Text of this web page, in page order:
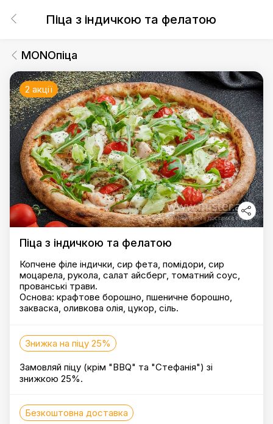
Піца з індичкою та фелатою
MONOпіца
2 акції
Піца з індичкою та фелатою
Копчене філе індички, сир фета, помідори, сир
моцарела, рукола, салат айсберг, томатний соус,
прованські трави.
Основа: крафтове борошно, пшеничне борошно,
закваска, оливкова олія, цукор, сіль.
Знижка на піцу 25%
Замовляй піцу (крім "BBQ" та "Стефанія") зі
знижкою 25%.
Безкоштовна доставка